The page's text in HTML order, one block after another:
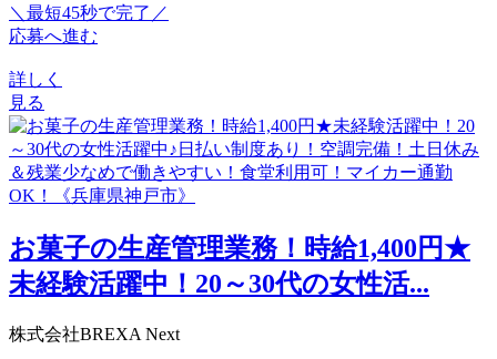
＼最短45秒で完了／
応募へ進む
詳しく
見る
お菓子の生産管理業務！時給1,400円★
未経験活躍中！20～30代の女性活...
株式会社BREXA Next